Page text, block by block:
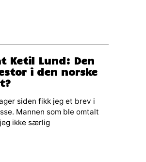
Ketil Lund: Den
i den norske
siden fikk jeg et brev i
Mannen som ble omtalt
ikke særlig